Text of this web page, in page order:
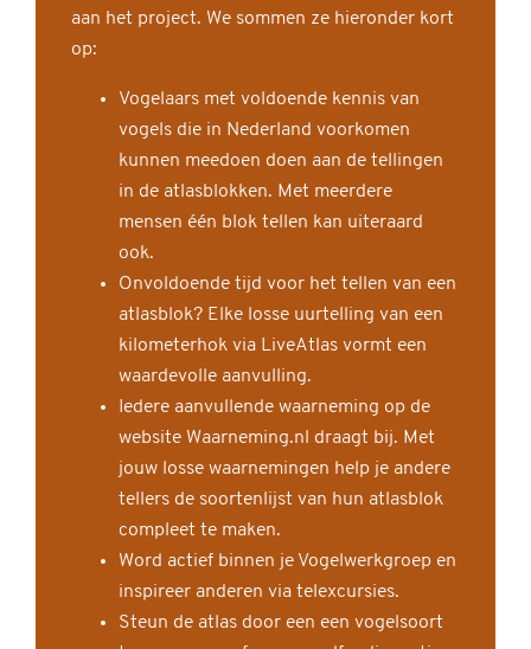
aan het project. We sommen ze hieronder kort
op:
Vogelaars met voldoende kennis van
vogels die in Nederland voorkomen
kunnen meedoen doen aan de tellingen
in de atlasblokken. Met meerdere
mensen één blok tellen kan uiteraard
ook.
Onvoldoende tijd voor het tellen van een
atlasblok? Elke losse uurtelling van een
kilometerhok via LiveAtlas vormt een
waardevolle aanvulling.
Iedere aanvullende waarneming op de
website Waarneming.nl draagt bij. Met
jouw losse waarnemingen help je andere
tellers de soortenlijst van hun atlasblok
compleet te maken.
Word actief binnen je Vogelwerkgroep en
inspireer anderen via telexcursies.
Steun de atlas door een een vogelsoort